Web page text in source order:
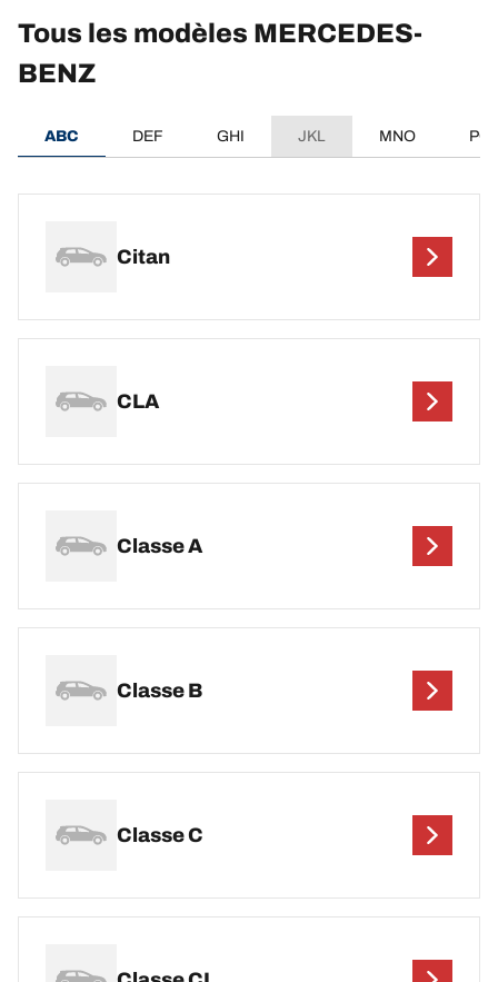
Tous les modèles MERCEDES-
BENZ
ABC DEF GHI JKL MNO
Citan
CLA
Classe A
Classe B
Classe C